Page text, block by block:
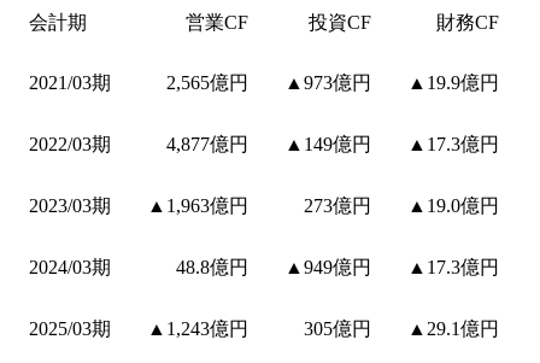
会計期 営業CF 投資CF 財務CF
2021/03期 2,565億円 ▲973億円 ▲19.9億円
2022/03期 4,877億円 ▲149億円 ▲17.3億円
2023/03期 ▲1,963億円 273億円 ▲19.0億円
2024/03期 48.8億円 ▲949億円 ▲17.3億円
2025/03期 ▲1,243億円 305億円 ▲29.1億円